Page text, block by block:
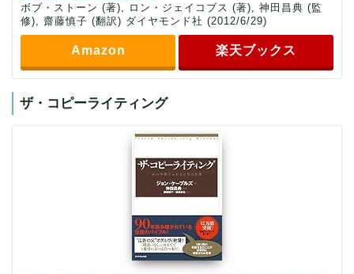
ボブ・ストーン (著), ロン・ジェイコブス (著), 神田昌典 (監
修), 齋藤慎子 (翻訳) ダイヤモンド社 (2012/6/29)
Amazon 楽天ブックス
ザ・コピーライティング